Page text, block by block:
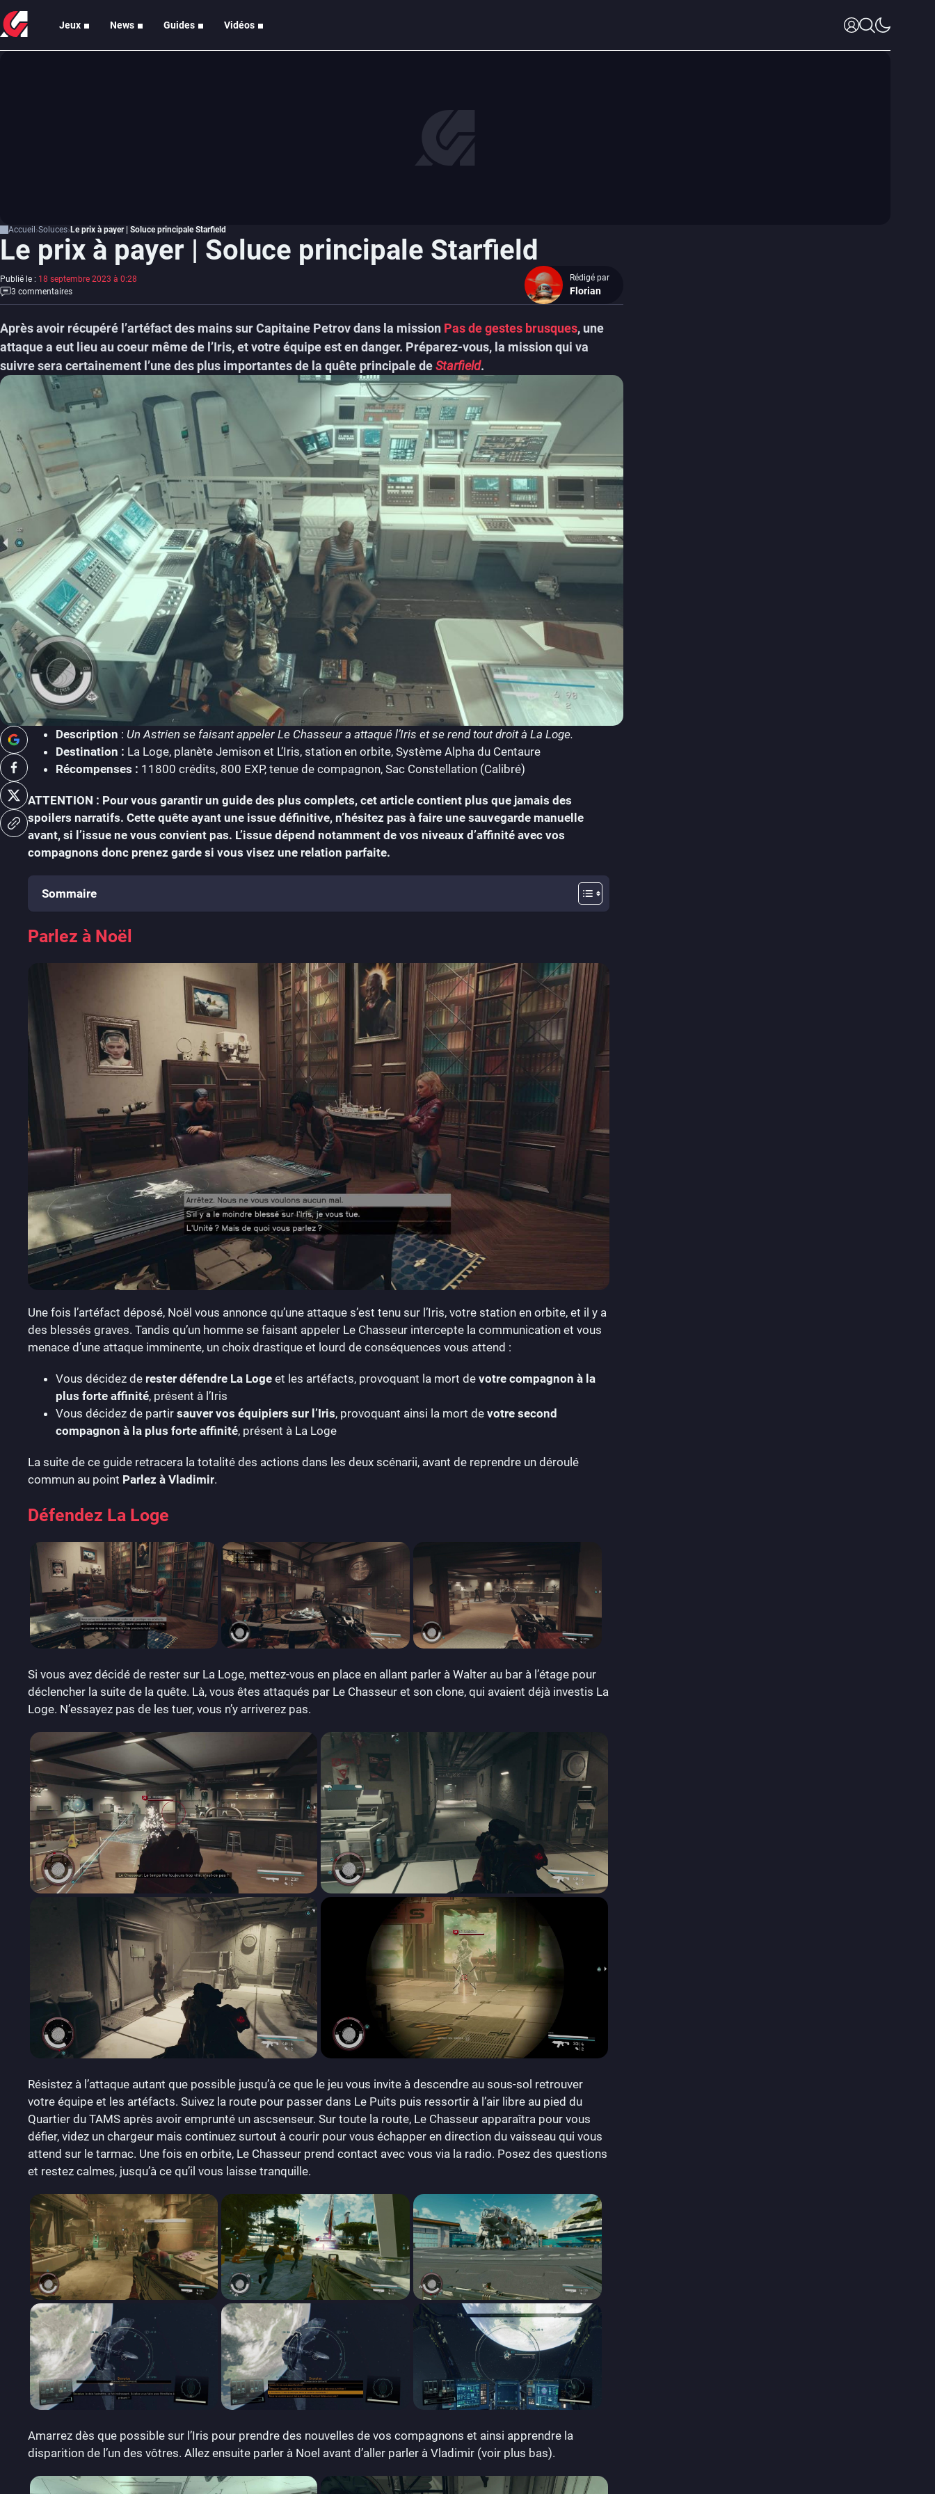
Jeux News Guides Vidéos
Accueil Soluces Le prix à payer | Soluce principale Starfield
Le prix à payer | Soluce principale Starfield
Publié le : 18 septembre 2023 à 0:28
3 commentaires
Rédigé par
Florian
Après avoir récupéré l’artéfact des mains sur Capitaine Petrov dans la mission Pas de gestes brusques, une
attaque a eut lieu au coeur même de l’Iris, et votre équipe est en danger. Préparez-vous, la mission qui va
suivre sera certainement l’une des plus importantes de la quête principale deStarfield.
Description : Un Astrien se faisant appeler Le Chasseur a attaqué l’Iris et se rend tout droit à La Loge.
Destination : La Loge, planète Jemison et L’Iris, station en orbite, Système Alpha du Centaure
Récompenses : 11800 crédits, 800 EXP, tenue de compagnon, Sac Constellation (Calibré)
ATTENTION : Pour vous garantir un guide des plus complets, cet article contient plus que jamais des
spoilers narratifs. Cette quête ayant une issue définitive, n’hésitez pas à faire une sauvegarde manuelle
avant, si l’issue ne vous convient pas. L’issue dépend notamment de vos niveaux d’affinité avec vos
compagnons donc prenez garde si vous visez une relation parfaite.
Sommaire
Parlez à Noël
Une fois l’artéfact déposé, Noël vous annonce qu’une attaque s’est tenu sur l’Iris, votre station en orbite, et il y a
des blessés graves. Tandis qu’un homme se faisant appeler Le Chasseur intercepte la communication et vous
menace d’une attaque imminente, un choix drastique et lourd de conséquences vous attend :
Vous décidez de rester défendre La Loge et les artéfacts, provoquant la mort de votre compagnon à la
plus forte affinité, présent à l’Iris
Vous décidez de partir sauver vos équipiers sur l’Iris, provoquant ainsi la mort de votre second
compagnon à la plus forte affinité, présent à La Loge
La suite de ce guide retracera la totalité des actions dans les deux scénarii, avant de reprendre un déroulé
commun au point Parlez à Vladimir.
Défendez La Loge
Si vous avez décidé de rester sur La Loge, mettez-vous en place en allant parler à Walter au bar à l’étage pour
déclencher la suite de la quête. Là, vous êtes attaqués par Le Chasseur et son clone, qui avaient déjà investis La
Loge. N’essayez pas de les tuer, vous n’y arriverez pas.
Résistez à l’attaque autant que possible jusqu’à ce que le jeu vous invite à descendre au sous-sol retrouver
votre équipe et les artéfacts. Suivez la route pour passer dans Le Puits puis ressortir à l’air libre au pied du
Quartier du TAMS après avoir emprunté un ascsenseur. Sur toute la route, Le Chasseur apparaîtra pour vous
défier, videz un chargeur mais continuez surtout à courir pour vous échapper en direction du vaisseau qui vous
attend sur le tarmac. Une fois en orbite, Le Chasseur prend contact avec vous via la radio. Posez des questions
et restez calmes, jusqu’à ce qu’il vous laisse tranquille.
Amarrez dès que possible sur l’Iris pour prendre des nouvelles de vos compagnons et ainsi apprendre la
disparition de l’un des vôtres. Allez ensuite parler à Noel avant d’aller parler à Vladimir (voir plus bas).